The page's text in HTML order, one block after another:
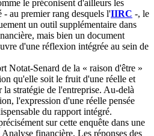
le préconisent d'ailleurs les
au premier rang desquels l'IIRC -, le
un outil supplémentaire dans
mais bien un document
d'une réflexion intégrée au sein de
Notat-Senard de la « raison d'être »
qu'elle soit le fruit d'une réelle et
stratégie de l'entreprise. Au-delà
l'expression d'une réelle pensée
du rapport intégré.
sur cette enquête dans une
financière. Les réponses des